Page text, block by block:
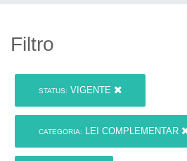
Filtro
STATUS: VIGENTE
CATEGORIA: LEI COMPLEMENTAR